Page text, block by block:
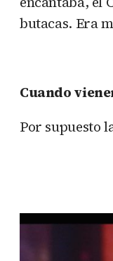
butacas. Era
Cuando
Por supuesto